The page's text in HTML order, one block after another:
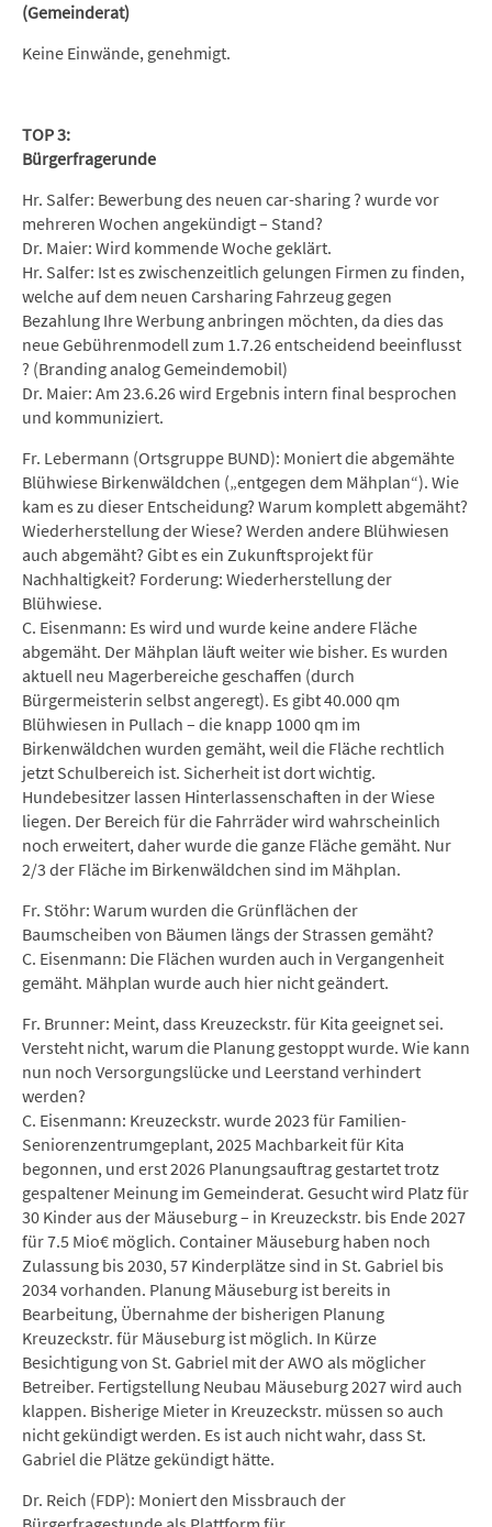
(Gemeinderat)
Keine Einwände, genehmigt.
TOP 3:
Bürgerfragerunde
Hr. Salfer: Bewerbung des neuen car-sharing ? wurde vor
mehreren Wochen angekündigt – Stand?
Dr. Maier: Wird kommende Woche geklärt.
Hr. Salfer: Ist es zwischenzeitlich gelungen Firmen zu finden,
welche auf dem neuen Carsharing Fahrzeug gegen
Bezahlung Ihre Werbung anbringen möchten, da dies das
neue Gebührenmodell zum 1.7.26 entscheidend beeinflusst
? (Branding analog Gemeindemobil)
Dr. Maier: Am 23.6.26 wird Ergebnis intern final besprochen
und kommuniziert.
Fr. Lebermann (Ortsgruppe BUND): Moniert die abgemähte
Blühwiese Birkenwäldchen („entgegen dem Mähplan“). Wie
kam es zu dieser Entscheidung? Warum komplett abgemäht?
Wiederherstellung der Wiese? Werden andere Blühwiesen
auch abgemäht? Gibt es ein Zukunftsprojekt für
Nachhaltigkeit? Forderung: Wiederherstellung der
Blühwiese.
C. Eisenmann: Es wird und wurde keine andere Fläche
abgemäht. Der Mähplan läuft weiter wie bisher. Es wurden
aktuell neu Magerbereiche geschaffen (durch
Bürgermeisterin selbst angeregt). Es gibt 40.000 qm
Blühwiesen in Pullach – die knapp 1000 qm im
Birkenwäldchen wurden gemäht, weil die Fläche rechtlich
jetzt Schulbereich ist. Sicherheit ist dort wichtig.
Hundebesitzer lassen Hinterlassenschaften in der Wiese
liegen. Der Bereich für die Fahrräder wird wahrscheinlich
noch erweitert, daher wurde die ganze Fläche gemäht. Nur
2/3 der Fläche im Birkenwäldchen sind im Mähplan.
Fr. Stöhr: Warum wurden die Grünflächen der
Baumscheiben von Bäumen längs der Strassen gemäht?
C. Eisenmann: Die Flächen wurden auch in Vergangenheit
gemäht. Mähplan wurde auch hier nicht geändert.
Fr. Brunner: Meint, dass Kreuzeckstr. für Kita geeignet sei.
Versteht nicht, warum die Planung gestoppt wurde. Wie kann
nun noch Versorgungslücke und Leerstand verhindert
werden?
C. Eisenmann: Kreuzeckstr. wurde 2023 für Familien-
Seniorenzentrumgeplant, 2025 Machbarkeit für Kita
begonnen, und erst 2026 Planungsauftrag gestartet trotz
gespaltener Meinung im Gemeinderat. Gesucht wird Platz für
30 Kinder aus der Mäuseburg – in Kreuzeckstr. bis Ende 2027
für 7.5 Mio€ möglich. Container Mäuseburg haben noch
Zulassung bis 2030, 57 Kinderplätze sind in St. Gabriel bis
2034 vorhanden. Planung Mäuseburg ist bereits in
Bearbeitung, Übernahme der bisherigen Planung
Kreuzeckstr. für Mäuseburg ist möglich. In Kürze
Besichtigung von St. Gabriel mit der AWO als möglicher
Betreiber. Fertigstellung Neubau Mäuseburg 2027 wird auch
klappen. Bisherige Mieter in Kreuzeckstr. müssen so auch
nicht gekündigt werden. Es ist auch nicht wahr, dass St.
Gabriel die Plätze gekündigt hätte.
Dr. Reich (FDP): Moniert den Missbrauch der